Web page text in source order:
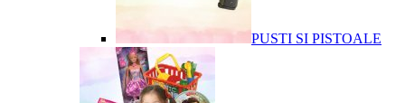
PUSTI SI PISTOALE